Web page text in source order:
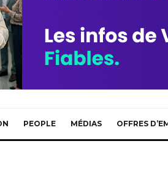
PEOPLE MÉDIAS OFFRES